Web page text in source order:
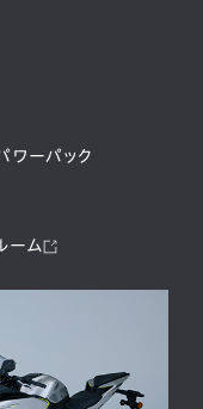
ワーパック
ーム